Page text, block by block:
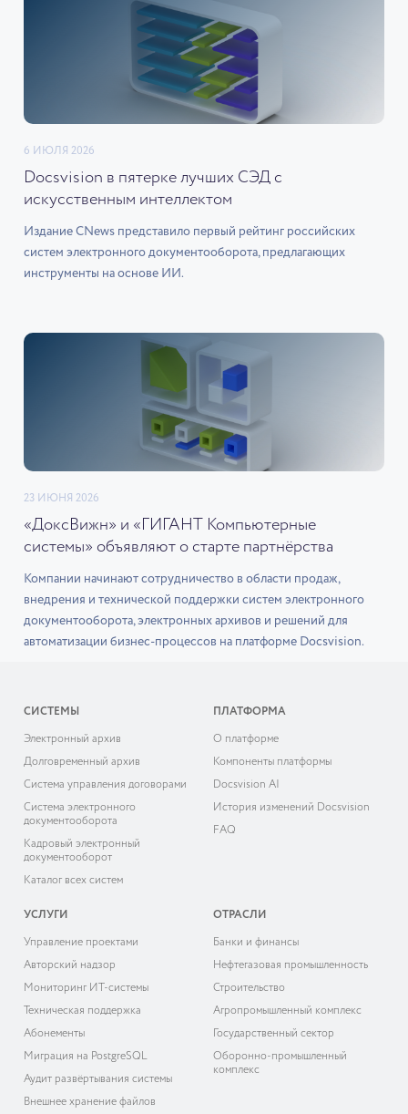
6 ИЮЛЯ 2026
Docsvision в пятерке лучших СЭД с
искусственным интеллектом
Издание CNews представило первый рейтинг российских
систем электронного документооборота, предлагающих
инструменты на основе ИИ.
23 ИЮНЯ 2026
«ДоксВижн» и «ГИГАНТ Компьютерные
системы» объявляют о старте партнёрства
Компании начинают сотрудничество в области продаж,
внедрения и технической поддержки систем электронного
документооборота, электронных архивов и решений для
автоматизации бизнес-процессов на платформе Docsvision.
СИСТЕМЫ
Электронный архив
Долговременный архив
Система управления договорами
Система электронного
документооборота
Кадровый электронный
документооборот
Каталог всех систем
ПЛАТФОРМА
О платформе
Компоненты платформы
Docsvision AI
История изменений Docsvision
FAQ
УСЛУГИ
Управление проектами
Авторский надзор
Мониторинг ИТ-системы
Техническая поддержка
Абонементы
Миграция на PostgreSQL
Аудит развёртывания системы
Внешнее хранение файлов
ОТРАСЛИ
Банки и финансы
Нефтегазовая промышленность
Строительство
Агропромышленный комплекс
Государственный сектор
Оборонно-промышленный
комплекс